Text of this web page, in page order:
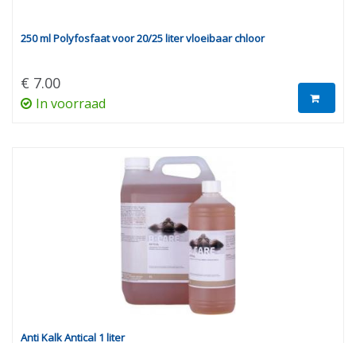
250 ml Polyfosfaat voor 20/25 liter vloeibaar chloor
€ 7.00
In voorraad
Anti Kalk Antical 1 liter